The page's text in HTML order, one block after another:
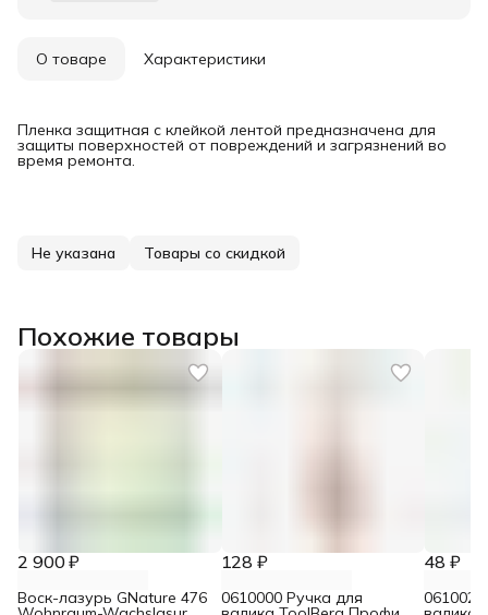
О товаре Характеристики
Пленка защитная с клейкой лентой предназначена для
защиты поверхностей от повреждений и загрязнений во
время ремонта.
Не указана Товары со скидкой
Похожие товары
2 900 ₽
Воск-лазурь GNature 476
128 ₽
0610000 Ручка для
48 ₽